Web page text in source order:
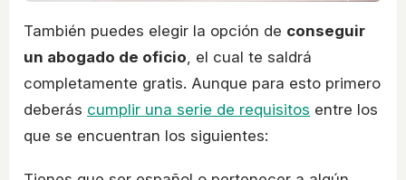
También puedes elegir la opción de conseguir
un abogado de oficio, el cual te saldrá
completamente gratis. Aunque para esto primero
deberás cumplir una serie de requisitos entre los
que se encuentran los siguientes: